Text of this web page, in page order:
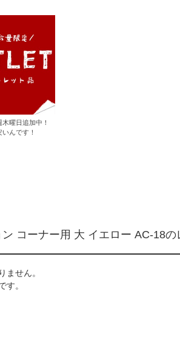
曜日追加中！
んです！
コーナー用 大 イエロー AC-18の
ません。
す。